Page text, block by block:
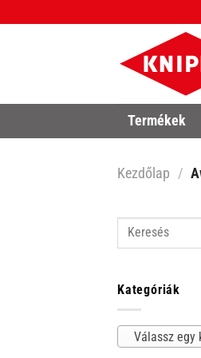
to
Termékek
Kezdőlap /
Keresés
Kategóriák
Válassz egy